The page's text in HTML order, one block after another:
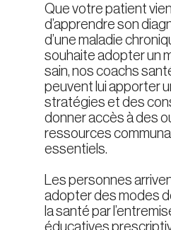
Que votre patient
d’apprendre son
d’une maladie
souhaite adopter un
sain, nos coachs
peuvent lui apporter
stratégies et des
donner accès à des
ressources
essentiels.
Les personnes
adopter des modes
la santé par
éducatives